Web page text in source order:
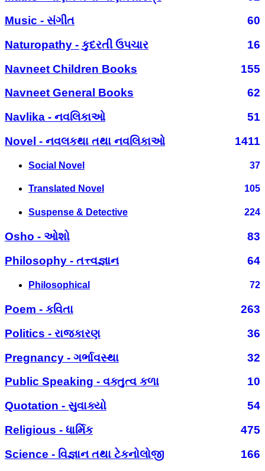
Music - સંગીત
60
Naturopathy - કુદરતી ઉપચાર
16
Navneet Children Books
155
Navneet General Books
62
Navlika - નવલિકાઓ
51
Novel - નવલકથા તથા નવલિકાઓ
1411
Social Novel 37
Translated Novel 105
Suspense & Detective 224
Osho - ઓશો
83
Philosophy - તત્ત્વજ્ઞાન
64
Philosophical 72
Poem - કવિતા
263
Politics - રાજકારણ
36
Pregnancy - ગર્ભાવસ્થા
32
Public Speaking - વક્તુત્વ કળા
10
Quotation - સુવાક્યો
54
Religious - ધાર્મિક
475
Science - વિજ્ઞાન તથા ટેકનોલોજી
166